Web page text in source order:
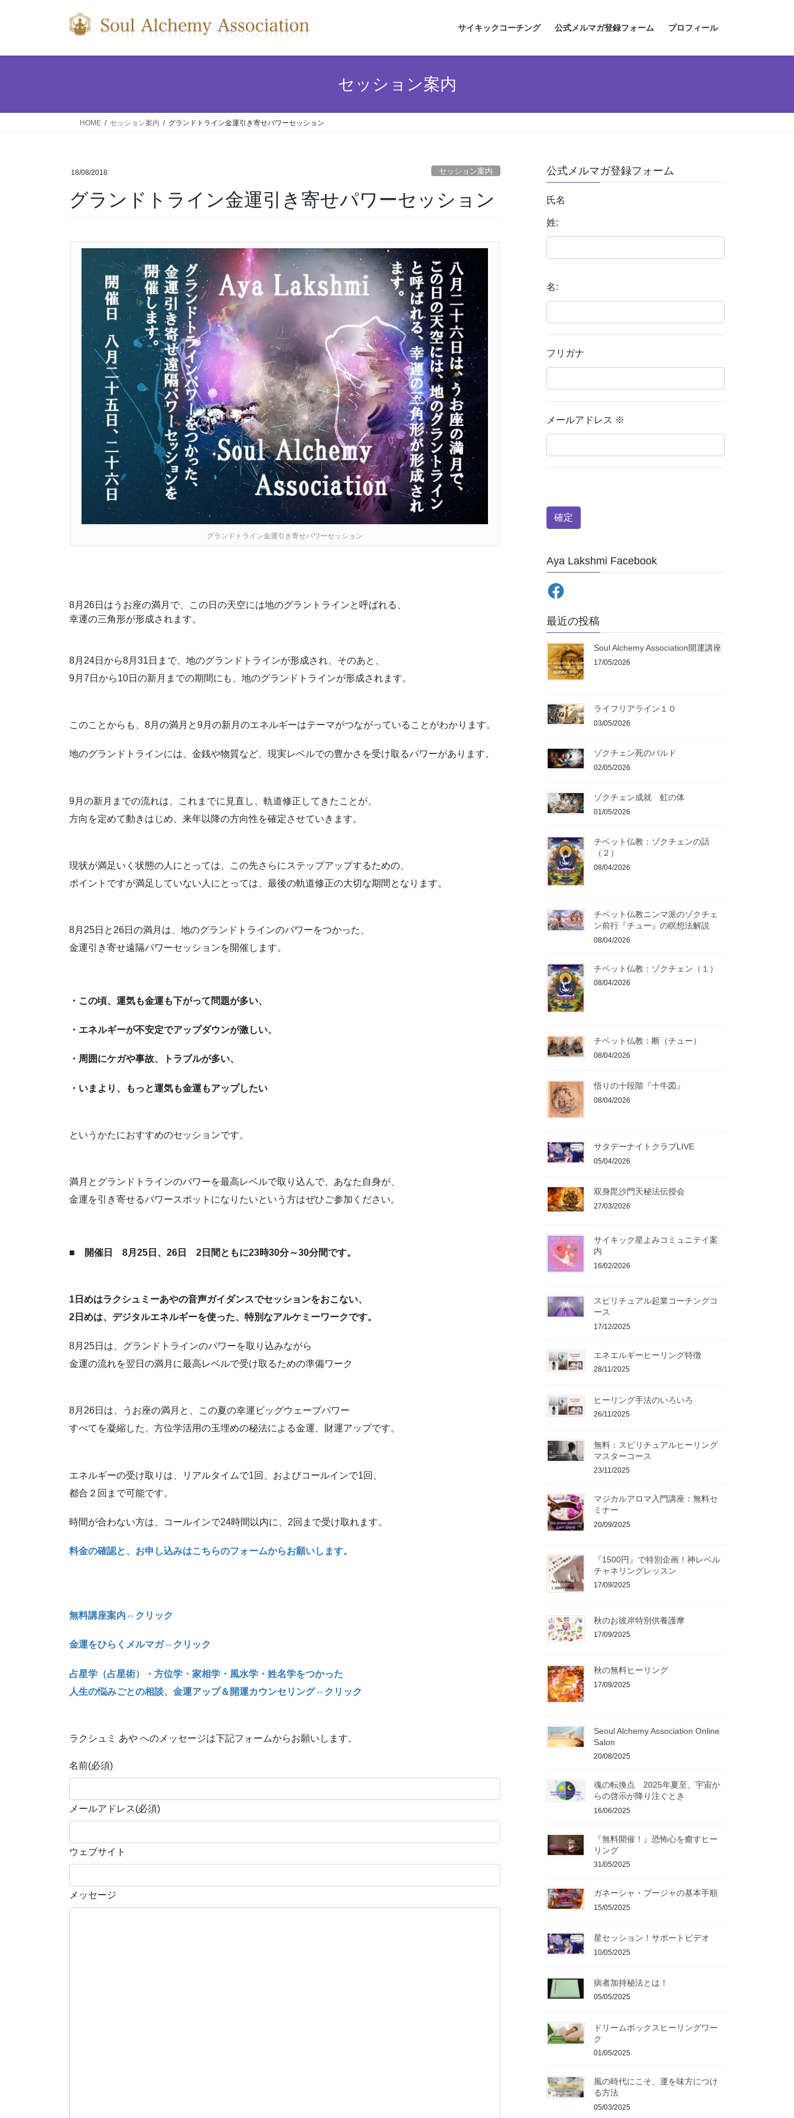
サイキックコーチング 公式メルマガ登録フォーム プロフィール
セッション案内
HOME セッション案内 グランドトライン金運引き寄せパワーセッション
18/08/2018 セッション案内
グランドトライン金運引き寄せパワーセッション
グランドトライン金運引き寄せパワーセッション
8月26日はうお座の満月で、この日の天空には地のグラントラインと呼ばれる、
幸運の三角形が形成されます。
8月24日から8月31日まで、地のグランドトラインが形成され、そのあと、
9月7日から10日の新月までの期間にも、地のグランドトラインが形成されます。
このことからも、8月の満月と9月の新月のエネルギーはテーマがつながっていることがわかります。
地のグランドトラインには、金銭や物質など、現実レベルでの豊かさを受け取るパワーがあります。
9月の新月までの流れは、これまでに見直し、軌道修正してきたことが、
方向を定めて動きはじめ、来年以降の方向性を確定させていきます。
現状が満足いく状態の人にとっては、この先さらにステップアップするための、
ポイントですが満足していない人にとっては、最後の軌道修正の大切な期間となります。
8月25日と26日の満月は、地のグランドトラインのパワーをつかった、
金運引き寄せ遠隔パワーセッションを開催します。
・この頃、運気も金運も下がって問題が多い、
・エネルギーが不安定でアップダウンが激しい、
・周囲にケガや事故、トラブルが多い、
・いまより、もっと運気も金運もアップしたい
というかたにおすすめのセッションです。
満月とグランドトラインのパワーを最高レベルで取り込んで、あなた自身が、
金運を引き寄せるパワースポットになりたいという方はぜひご参加ください。
■ 開催日 8月25日、26日 2日間ともに23時30分～30分間です。
1日めはラクシュミーあやの音声ガイダンスでセッションをおこない、
2日めは、デジタルエネルギーを使った、特別なアルケミーワークです。
8月25日は、グランドトラインのパワーを取り込みながら
金運の流れを翌日の満月に最高レベルで受け取るための準備ワーク
8月26日は、うお座の満月と、この夏の幸運ビッグウェーブパワー
すべてを凝縮した、方位学活用の玉埋めの秘法による金運、財運アップです。
エネルギーの受け取りは、リアルタイムで1回、およびコールインで1回、
都合２回まで可能です。
時間が合わない方は、コールインで24時間以内に、2回まで受け取れます。
料金の確認と、お申し込みはこちらのフォームからお願いします。
無料講座案内⇔クリック
金運をひらくメルマガ⇔クリック
占星学（占星術）・方位学・家相学・風水学・姓名学をつかった
人生の悩みごとの相談、金運アップ＆開運カウンセリング⇔クリック
ラクシュミ あや へのメッセージは下記フォームからお願いします。
名前(必須)
メールアドレス(必須)
ウェブサイト
メッセージ
公式メルマガ登録フォーム
氏名
姓:
名:
フリガナ
メールアドレス ※
Aya Lakshmi Facebook
Facebook
最近の投稿
Soul Alchemy Association開運講座
17/05/2026
ライフリアライン１０
03/05/2026
ゾクチェン死のバルド
02/05/2026
ゾクチェン成就 虹の体
01/05/2026
チベット仏教：ゾクチェンの話
（２）
08/04/2026
チベット仏教ニンマ派のゾクチェ
ン前行『チュー』の瞑想法解説
08/04/2026
チベット仏教：ゾクチェン（１）
08/04/2026
チベット仏教：断（チュー）
08/04/2026
悟りの十段階『十牛図』
08/04/2026
サタデーナイトクラブLIVE
05/04/2026
双身毘沙門天秘法伝授会
27/03/2026
サイキック星よみコミュニテイ案
内
16/02/2026
スピリチュアル起業コーチングコ
ース
17/12/2025
エネエルギーヒーリング特徴
28/11/2025
ヒーリング手法のいろいろ
26/11/2025
無料：スピリチュアルヒーリング
マスターコース
23/11/2025
マジカルアロマ入門講座：無料セ
ミナー
20/09/2025
『1500円』で特別企画！神レベル
チャネリングレッスン
17/09/2025
秋のお彼岸特別供養護摩
17/09/2025
秋の無料ヒーリング
17/09/2025
Seoul Alchemy Association Online
Salon
20/08/2025
魂の転換点 2025年夏至、宇宙か
らの啓示が降り注ぐとき
16/06/2025
『無料開催！』恐怖心を癒すヒー
リング
31/05/2025
ガネーシャ・プージャの基本手順
15/05/2025
星セッション！サポートビデオ
10/05/2025
病者加持秘法とは！
05/05/2025
ドリームボックスヒーリングワー
ク
01/05/2025
風の時代にこそ、運を味方につけ
る方法
05/03/2025